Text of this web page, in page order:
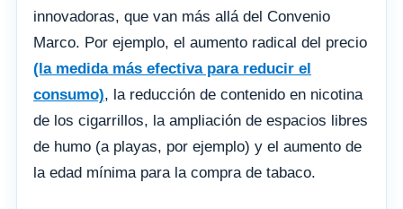
innovadoras, que van más allá del Convenio
Marco. Por ejemplo, el aumento radical del precio
(la medida más efectiva para reducir el
consumo), la reducción de contenido en nicotina
de los cigarrillos, la ampliación de espacios libres
de humo (a playas, por ejemplo) y el aumento de
la edad mínima para la compra de tabaco.